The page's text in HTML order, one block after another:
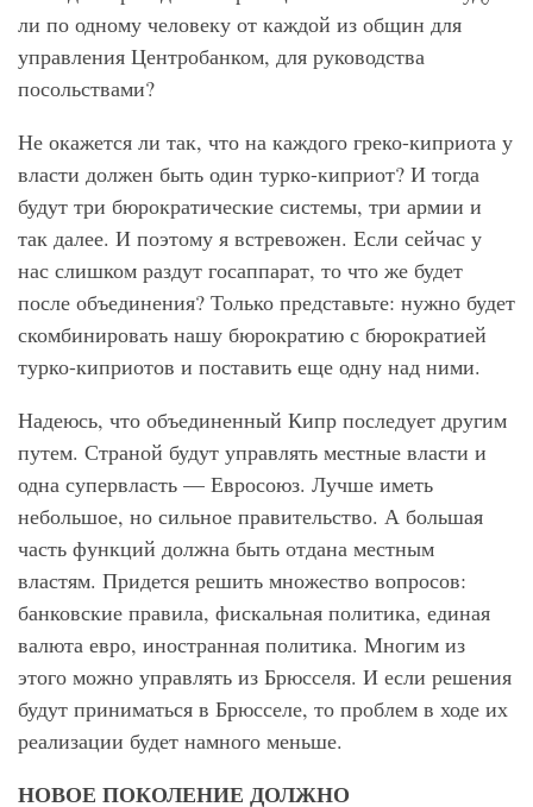
ли по одному человеку от каждой из общин для
управления Центробанком, для руководства
посольствами?
Не окажется ли так, что на каждого греко-киприота у
власти должен быть один турко-киприот? И тогда
будут три бюрократические системы, три армии и
так далее. И поэтому я встревожен. Если сейчас у
нас слишком раздут госаппарат, то что же будет
после объединения? Только представьте: нужно будет
скомбинировать нашу бюрократию с бюрократией
турко-киприотов и поставить еще одну над ними.
Надеюсь, что объединенный Кипр последует другим
путем. Страной будут управлять местные власти и
одна супервласть — Евросоюз. Лучше иметь
небольшое, но сильное правительство. А большая
часть функций должна быть отдана местным
властям. Придется решить множество вопросов:
банковские правила, фискальная политика, единая
валюта евро, иностранная политика. Многим из
этого можно управлять из Брюсселя. И если решения
будут приниматься в Брюсселе, то проблем в ходе их
реализации будет намного меньше.
НОВОЕ ПОКОЛЕНИЕ ДОЛЖНО